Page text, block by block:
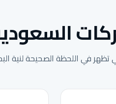
في اللحظة الصحيحة لنية